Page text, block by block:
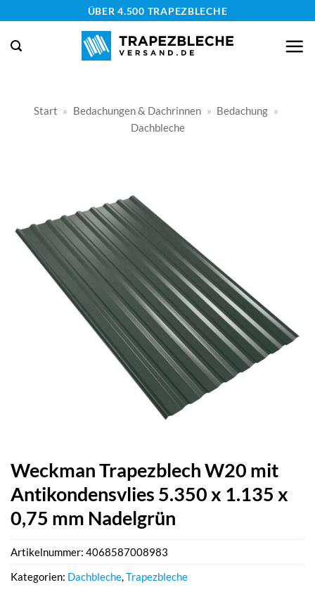
springen
ÜBER 4.500 TRAPEZBLECHE
Start » Bedachungen & Dachrinnen » Bedachung »
Dachbleche
Weckman Trapezblech W20 mit
Antikondensvlies 5.350 x 1.135 x
0,75 mm Nadelgrün
Artikelnummer: 4068587008983
Kategorien: Dachbleche,Trapezbleche